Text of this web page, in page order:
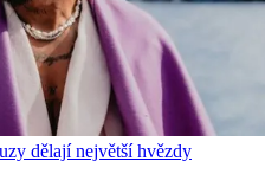
dělají největší hvězdy